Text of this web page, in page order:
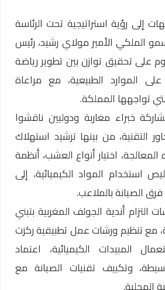
إلى رؤية استراتيجية تحت الرئاسة
الملكي الأمير مولاي رشيد، رئيس
على تحقيق توازن بين تطوير رياضة
الموارد الطبيعية، مع مراعاة
تواجهها المملكة.
خبراء مغاربة ودوليين ناقشوا
التقنية، من بينها ترشيد استهلاك
المعالجة، اختيار أنواع العشب، أنظمة
استخدام المواد الكيميائية، إلى
الصيانة بالملاعب.
التزام أندية الجولف المغربية بتبني
مع تنظيم ورشات عمل تطبيقية ركزت
المبيدات الكيميائية، اعتماد
وتكييف تقنيات الصيانة مع